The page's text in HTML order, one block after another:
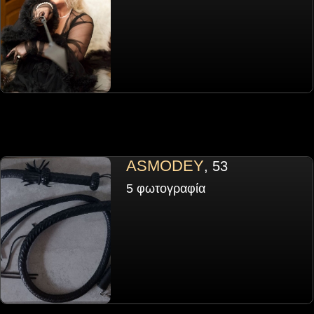
ASMODEY, 53
5 φωτογραφία